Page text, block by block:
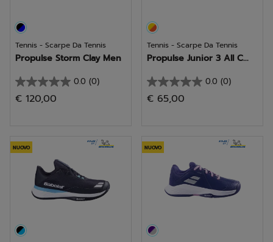
Tennis - Scarpe Da Tennis
Propulse Storm Clay Men
0.0 (0)
0.0
su
€ 120,00
Tennis - Scarpe Da Tennis
Propulse Junior 3 All C...
0.0 (0)
0.0
su
€ 65,00
NUOVO NUOVO